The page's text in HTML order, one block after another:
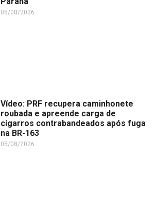
05/08/2026
Vídeo: PRF recupera caminhonete
roubada e apreende carga de
cigarros contrabandeados após fuga
na BR-163
05/08/2026